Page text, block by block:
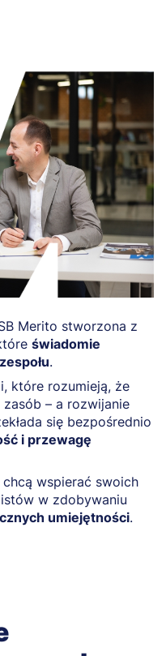
Merito stworzona z
świadomie
.
które rozumieją, że
– a rozwijanie
się bezpośrednio
i przewagę
wspierać swoich
w zdobywaniu
umiejętności.